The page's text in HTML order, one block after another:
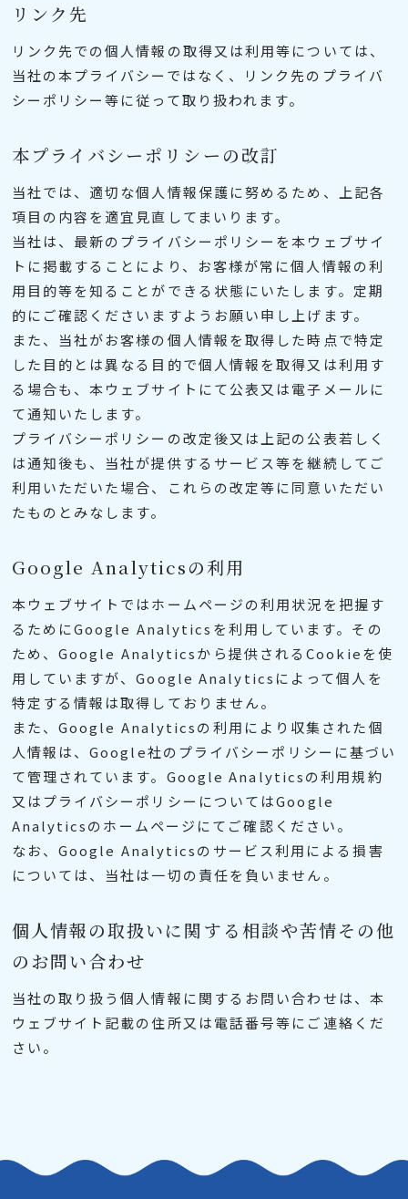
リンク先
リンク先での個人情報の取得又は利用等については、
当社の本プライバシーではなく、リンク先のプライバ
シーポリシー等に従って取り扱われます。
本プライバシーポリシーの改訂
当社では、適切な個人情報保護に努めるため、上記各
項目の内容を適宜見直してまいります。
当社は、最新のプライバシーポリシーを本ウェブサイ
トに掲載することにより、お客様が常に個人情報の利
用目的等を知ることができる状態にいたします。定期
的にご確認くださいますようお願い申し上げます。
また、当社がお客様の個人情報を取得した時点で特定
した目的とは異なる目的で個人情報を取得又は利用す
る場合も、本ウェブサイトにて公表又は電子メールに
て通知いたします。
プライバシーポリシーの改定後又は上記の公表若しく
は通知後も、当社が提供するサービス等を継続してご
利用いただいた場合、これらの改定等に同意いただい
たものとみなします。
Google Analyticsの利用
本ウェブサイトではホームページの利用状況を把握す
るためにGoogle Analyticsを利用しています。その
ため、Google Analyticsから提供されるCookieを使
用していますが、Google Analyticsによって個人を
特定する情報は取得しておりません。
また、Google Analyticsの利用により収集された個
人情報は、Google社のプライバシーポリシーに基づい
て管理されています。Google Analyticsの利用規約
又はプライバシーポリシーについてはGoogle
Analyticsのホームページにてご確認ください。
なお、Google Analyticsのサービス利用による損害
については、当社は一切の責任を負いません。
個人情報の取扱いに関する相談や苦情その他
のお問い合わせ
当社の取り扱う個人情報に関するお問い合わせは、本
ウェブサイト記載の住所又は電話番号等にご連絡くだ
さい。